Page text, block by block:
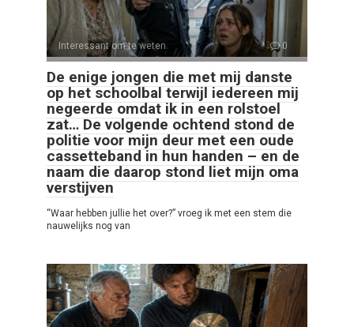
Interessant om te weten 0
De enige jongen die met mij danste
op het schoolbal terwijl iedereen mij
negeerde omdat ik in een rolstoel
zat… De volgende ochtend stond de
politie voor mijn deur met een oude
cassetteband in hun handen – en de
naam die daarop stond liet mijn oma
verstijven
“Waar hebben jullie het over?” vroeg ik met een stem die
nauwelijks nog van